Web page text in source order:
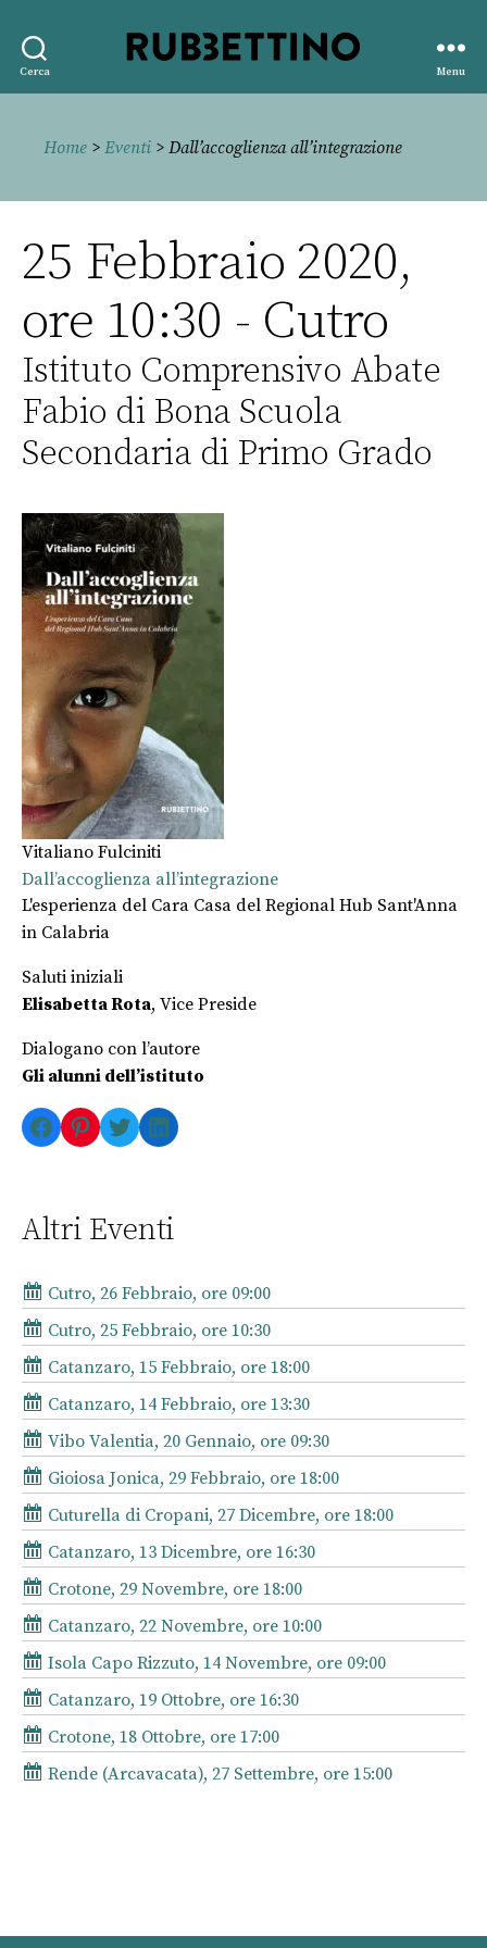
Cerca
editore
Menu
Home > Eventi > Dall’accoglienza all’integrazione
25 Febbraio 2020,
ore 10:30 - Cutro
Istituto Comprensivo Abate
Fabio di Bona Scuola
Secondaria di Primo Grado
Vitaliano Fulciniti
Dall’accoglienza all’integrazione
L'esperienza del Cara Casa del Regional Hub Sant'Anna
in Calabria
Saluti iniziali
Elisabetta Rota, Vice Preside
Dialogano con l’autore
Gli alunni dell’istituto
Facebook
Pinterest
TwitterLinkedIn
Altri Eventi
Cutro, 26 Febbraio, ore 09:00
Cutro, 25 Febbraio, ore 10:30
Catanzaro, 15 Febbraio, ore 18:00
Catanzaro, 14 Febbraio, ore 13:30
Vibo Valentia, 20 Gennaio, ore 09:30
Gioiosa Jonica, 29 Febbraio, ore 18:00
Cuturella di Cropani, 27 Dicembre, ore 18:00
Catanzaro, 13 Dicembre, ore 16:30
Crotone, 29 Novembre, ore 18:00
Catanzaro, 22 Novembre, ore 10:00
Isola Capo Rizzuto, 14 Novembre, ore 09:00
Catanzaro, 19 Ottobre, ore 16:30
Crotone, 18 Ottobre, ore 17:00
Rende (Arcavacata), 27 Settembre, ore 15:00